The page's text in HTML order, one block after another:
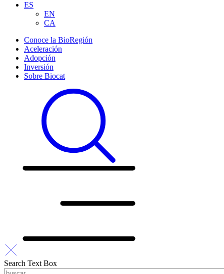
ES
EN
CA
Conoce la BioRegión
Aceleración
Adopción
Inversión
Sobre Biocat
Search Text Box